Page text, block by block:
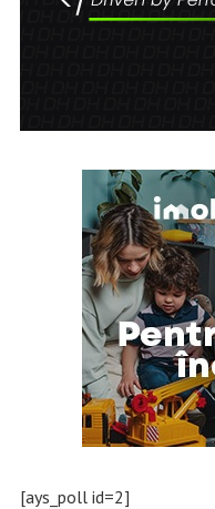
[ays_poll id=2]